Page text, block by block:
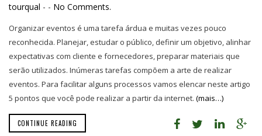
tourqual - - No Comments.
Organizar eventos é uma tarefa árdua e muitas vezes pouco
reconhecida. Planejar, estudar o público, definir um objetivo, alinhar
expectativas com cliente e fornecedores, preparar materiais que
serão utilizados. Inúmeras tarefas compõem a arte de realizar
eventos. Para facilitar alguns processos vamos elencar neste artigo
5 pontos que você pode realizar a partir da internet. (mais…)
CONTINUE READING